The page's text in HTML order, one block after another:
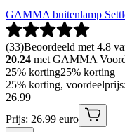
GAMMA buitenlamp
(33)Beoordeeld met 4.8
20.24 met GAMMA
25% korting25% korting
25% korting,
26.99
Prijs: 26.99 euro